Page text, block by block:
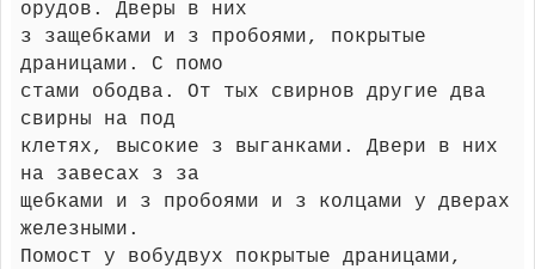
орудов. Дверы в них
з защебками и з пробоями, покрытые
драницами. С помо
стами ободва. От тых свирнов другие два
свирны на под
клетях, высокие з выганками. Двери в них
на завесах з за
щебками и з пробоями и з колцами у дверах
железными.
Помост у вобудвух покрытые драницами,